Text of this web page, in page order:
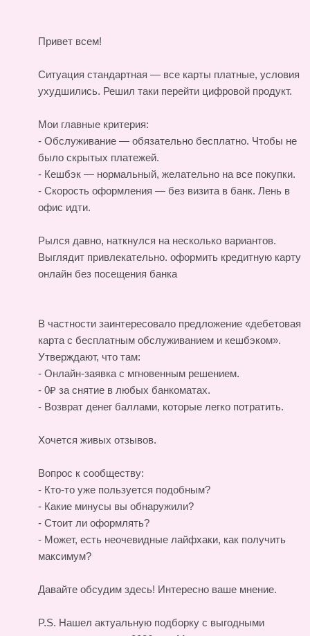
Привет всем!
Ситуация стандартная — все карты платные, условия
ухудшились. Решил таки перейти цифровой продукт.
Мои главные критерия:
- Обслуживание — обязательно бесплатно. Чтобы не
было скрытых платежей.
- Кешбэк — нормальный, желательно на все покупки.
- Скорость оформления — без визита в банк. Лень в
офис идти.
Рылся давно, наткнулся на несколько вариантов.
Выглядит привлекательно. оформить кредитную карту
онлайн без посещения банка
В частности заинтересовало предложение «дебетовая
карта с бесплатным обслуживанием и кешбэком».
Утверждают, что там:
- Онлайн-заявка с мгновенным решением.
- 0₽ за снятие в любых банкоматах.
- Возврат денег баллами, которые легко потратить.
Хочется живых отзывов.
Вопрос к сообществу:
- Кто-то уже пользуется подобным?
- Какие минусы вы обнаружили?
- Стоит ли оформлять?
- Может, есть неочевидные лайфхаки, как получить
максимум?
Давайте обсудим здесь! Интересно ваше мнение.
P.S. Нашел актуальную подборку с выгодными